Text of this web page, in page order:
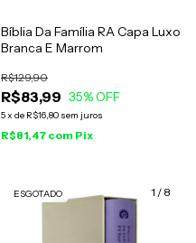
Bíblia Da Família RA Capa Luxo
Branca E Marrom
R$83,99
R$129,90
35% OFF
5x de R$16,80 sem juros
R$81,47 com Pix
1 / 8
ESGOTADO